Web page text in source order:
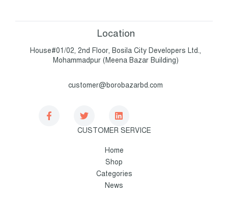
Location
House#01/02, 2nd Floor, Bosila City Developers Ltd.,
Mohammadpur (Meena Bazar Building)
customer@borobazarbd.com
CUSTOMER SERVICE
Home
Shop
Categories
News